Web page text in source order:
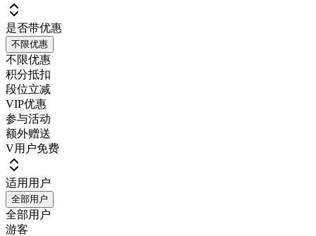
是否带优惠
不限优惠
不限优惠
积分抵扣
段位立减
VIP优惠
参与活动
额外赠送
V用户免费
适用用户
全部用户
全部用户
游客